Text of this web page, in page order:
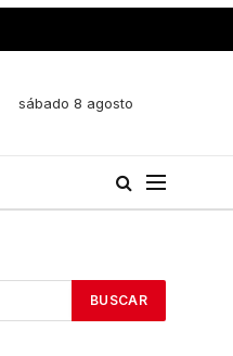
sábado 8 agosto